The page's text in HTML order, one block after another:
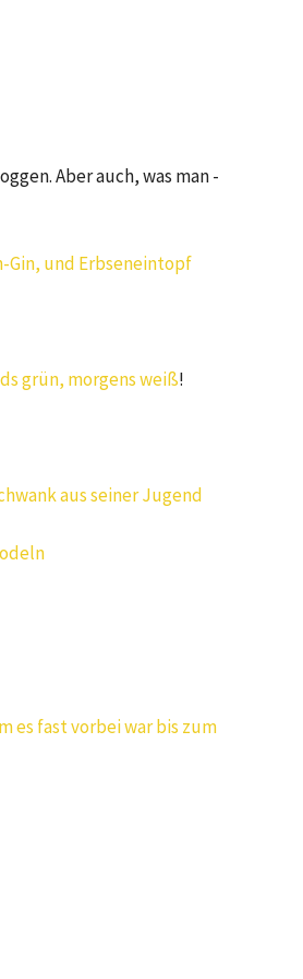
Aber auch, was man -
Gin, und Erbseneintopf
grün, morgens weiß!
aus seiner Jugend
es fast vorbei war bis zum